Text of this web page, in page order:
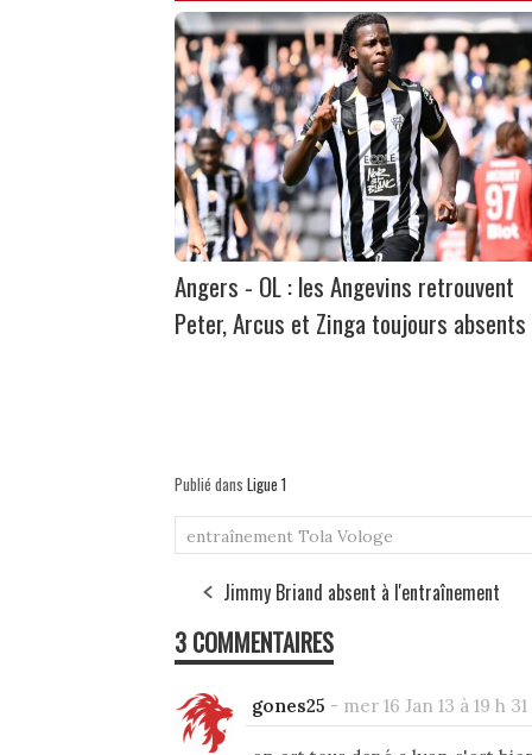
Angers - OL : les Angevins retrouvent
Peter, Arcus et Zinga toujours absents
Publié dans Ligue 1
entraînement Tola Vologe
Jimmy Briand absent à l'entraînement
3 COMMENTAIRES
gones25 - mer 16 Jan 13 à 19 h 31